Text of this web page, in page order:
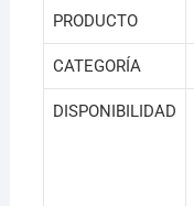
PRODUCTO
CATEGORÍA
DISPONIBILIDAD